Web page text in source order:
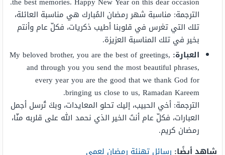
الترجمة: مناسبة شهر رمضان المُبارك هي مناسبة العائلة،
تلك التي تغرس في قلوبنا أطيب ذكريات، فكلّ عام وأنتم
بخير في تلك المناسبة العزيزة.
العبارة: My beloved brother, you are the best of greetings,
and through you you send the most beautiful phrases,
every year you are the good that we thank God for
bringing us close to us, Ramadan Kareem.
الترجمة: أخي الحبيب، إليك تحلو المعايدات، وبكَ تُرسل أجمل
العبارات، فكلّ عام أنتَ الخير الذي نحمد الله على قلربه منّا،
رمضان كريم.
شاهد أيضًا: رسائل تهنئة رمضان لعمي